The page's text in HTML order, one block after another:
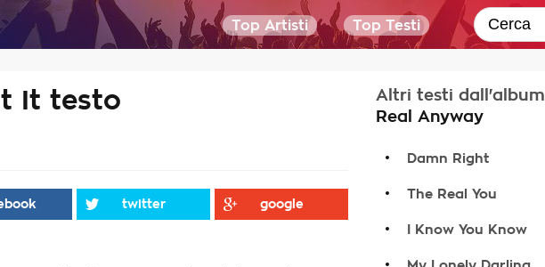
Top Artisti Top Testi
It testo
twitter google
Altri testi dall'album
Real Anyway
. Damn Right
. The Real You
. I Know You Know
.